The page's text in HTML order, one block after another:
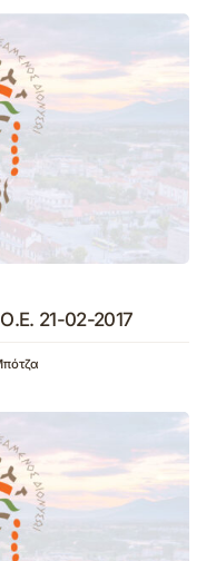
21-02-2017